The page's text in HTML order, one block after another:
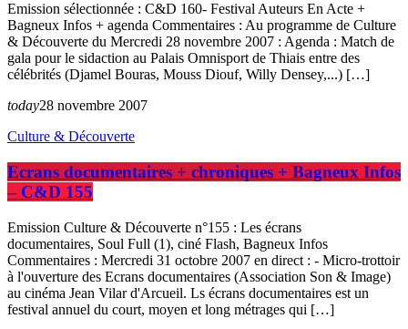
Emission sélectionnée : C&D 160- Festival Auteurs En Acte +
Bagneux Infos + agenda Commentaires : Au programme de Culture
& Découverte du Mercredi 28 novembre 2007 : Agenda : Match de
gala pour le sidaction au Palais Omnisport de Thiais entre des
célébrités (Djamel Bouras, Mouss Diouf, Willy Densey,...) […]
today28 novembre 2007
Culture & Découverte
Ecrans documentaires + chroniques + Bagneux Infos
– C&D 155
Emission Culture & Découverte n°155 : Les écrans
documentaires, Soul Full (1), ciné Flash, Bagneux Infos
Commentaires : Mercredi 31 octobre 2007 en direct : - Micro-trottoir
à l'ouverture des Ecrans documentaires (Association Son & Image)
au cinéma Jean Vilar d'Arcueil. Ls écrans documentaires est un
festival annuel du court, moyen et long métrages qui […]